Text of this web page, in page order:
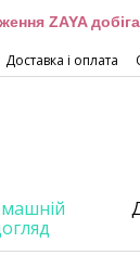
ZAYA
Доставка і оплата